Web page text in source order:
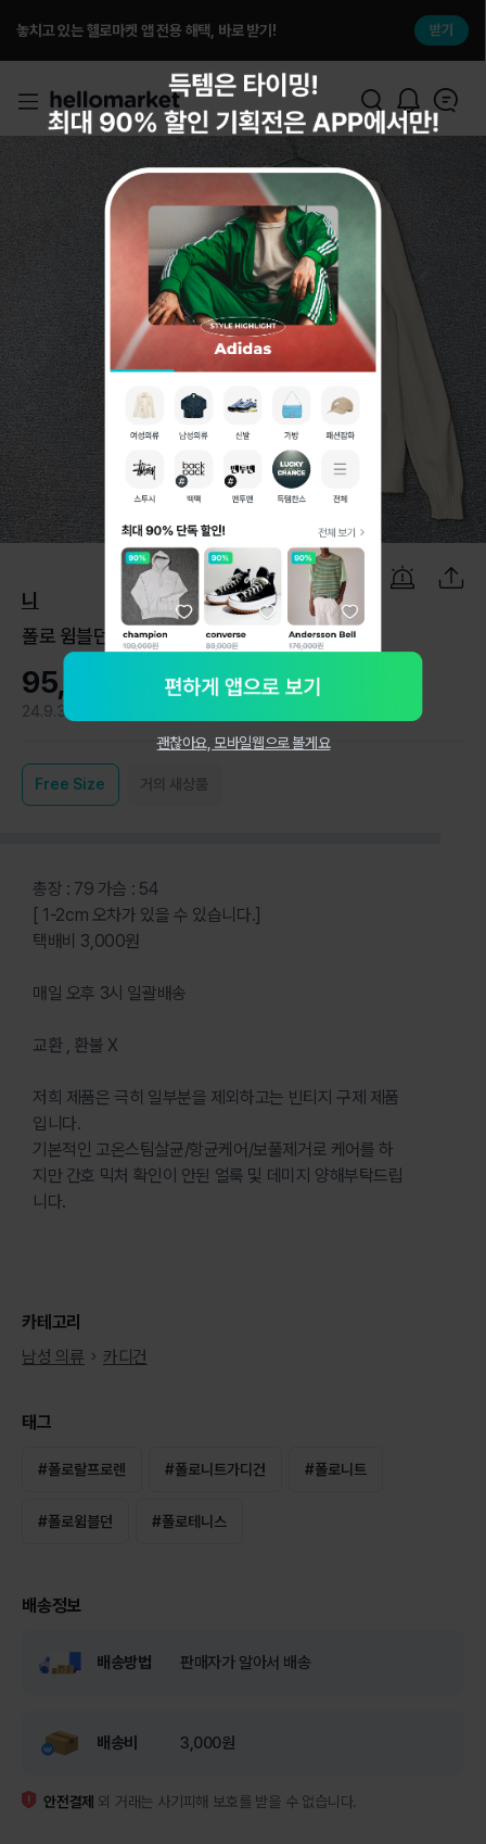
놓치고 있는 헬로마켓 앱 전용 해택, 바로 받기! 받기
1 / 8
니
폴로 윔블던 자수 니트 가디건 M
95,000원
24.9.3
Free Size 거의 새상품
총장 : 79 가슴 : 54
[ 1-2cm 오차가 있을 수 있습니다.]
택배비 3,000원
매일 오후 3시 일괄배송
교환 , 환불 X
저희 제품은 극히 일부분을 제외하고는 빈티지 구제 제품
입니다.
기본적인 고온스팀살균/항균케어/보풀제거로 케어를 하
지만 간호 믹처 확인이 안된 얼룩 및 데미지 양해부탁드립
니다.
카테고리
남성 의류
카디건
태그
#폴로랄프로렌 #폴로니트가디건 #폴로니트
#폴로윔블던 #폴로테니스
배송정보
배송방법 판매자가 알아서 배송
배송비 3,000원
안전결제 외 거래는 사기피해 보호를 받을 수 없습니다.
괜찮아요, 모바일웹으로 볼게요